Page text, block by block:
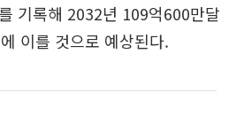
기록해 2032년 109억600만달
이를 것으로 예상된다.